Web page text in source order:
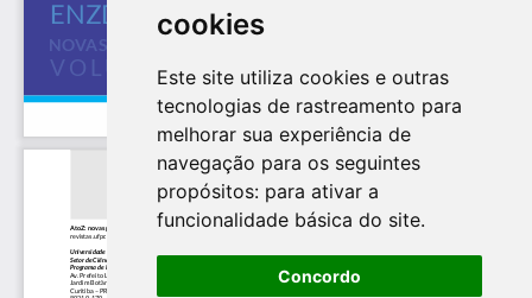
cookies
Este site utiliza cookies e outras
tecnologias de rastreamento para
melhorar sua experiência de
navegação para os seguintes
propósitos: para ativar a
funcionalidade básica do site.
Concordo